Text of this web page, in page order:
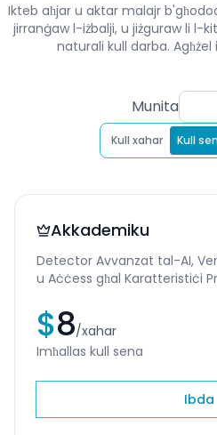
Ikteb aħjar u aktar malajr
jirranġaw l-iżbalji, u jiżguraw li l-
naturali kull darba.
Kull xahar Kull
Munita
Akkademiku
Detector Avvanzat tal-AI,
u Aċċess għal Karatteristiċi
$8/xahar
Imħallas kull sena
Ibda